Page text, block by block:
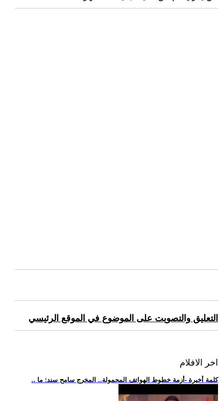
التعليق والتصويت على الموضوع في الموقع الرئيسي
اخر الافلام
.. كلمة أخيرة -أزمة خطوط الهواتف المحمولة.. المخرج سامح سند: ما